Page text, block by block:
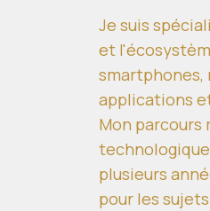
Je suis
et
smartphones,
applications
Mon parcours
plusieurs
pour les